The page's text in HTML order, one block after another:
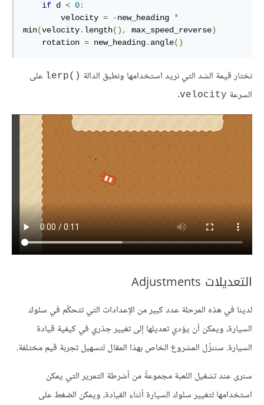
if d < 0:
        velocity
= -new_heading *
min(velocity. length(), max_speed_reverse)
    rotation
= new_heading. angle()
نختار قيمة الشد التي نريد استخدامها ونطبق الدالة lerp()‎ على
السرعة velocity
.
التعديلات Adjustments
لدينا في هذه المرحلة عدد كبير من الإعدادات التي تتحكّم في سلوك
السيارة، ويمكن أن يؤدي تعديلها إلى تغيير جذري في كيفية قيادة
السيارة. سننزّل المشروع الخاص بهذا المقال لتسهيل تجربة قيم مختلفة.
سنرى عند تشغيل اللعبة مجموعةً من أشرطة التمرير التي يمكن
استخدامها لتغيير سلوك السيارة أثناء القيادة، ويمكن الضغط على